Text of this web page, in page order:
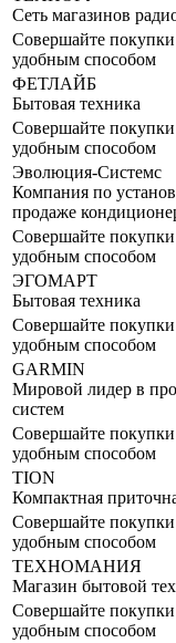
Сеть магазинов
Совершайте покупки
удобным способом
ФЕТЛАЙБ
Бытовая техника
Совершайте покупки
удобным способом
Эволюция-Системс
Компания по
продаже
Совершайте покупки
удобным способом
ЭГОМАРТ
Бытовая техника
Совершайте покупки
удобным способом
GARMIN
Мировой лидер в
систем
Совершайте покупки
удобным способом
TION
Компактная
Совершайте покупки
удобным способом
ТЕХНОМАНИЯ
Магазин бытовой
Совершайте покупки
удобным способом